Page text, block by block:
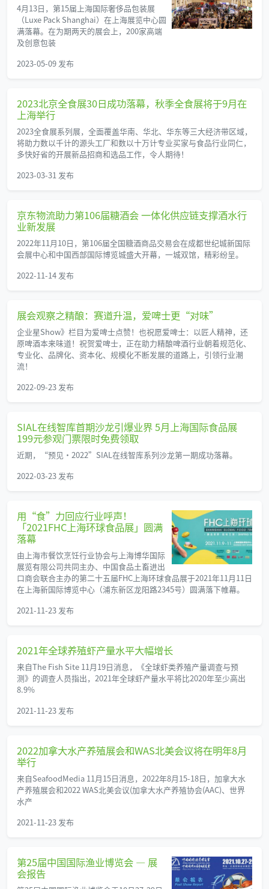
4月13日，第15届上海国际奢侈品包装展
（Luxe Pack Shanghai）在上海展览中心圆
满落幕。在为期两天的展会上，200家高端
及创意包装
2023-05-09 发布
2023北京全食展30日成功落幕，秋季全食展将于9月在
上海举行
2023全食展系列展，全面覆盖华南、华北、华东等三大经济带区域，
将助力数以千计的源头工厂和数以十万计专业买家与食品行业同仁，
多快好省的开展新品招商和选品工作，令人期待！
2023-03-31 发布
京东物流助力第106届糖酒会 一体化供应链支撑酒水行
业新发展
2022年11月10日，第106届全国糖酒商品交易会在成都世纪城新国际
会展中心和中国西部国际博览城盛大开幕，一城双馆，精彩纷呈。
2022-11-14 发布
展会观察之精酿：赛道升温，爱啤士更“对味”
企业星Show》栏目为爱啤士点赞！也祝愿爱啤士：以匠人精神，还
原啤酒本来味道！祝贺爱啤士，正在助力精酿啤酒行业朝着规范化、
专业化、品牌化、资本化、规模化不断发展的道路上，引领行业潮
流！
2022-09-23 发布
SIAL在线智库首期沙龙引爆业界 5月上海国际食品展
199元参观门票限时免费领取
近期，“预见·2022”SIAL在线智库系列沙龙第一期成功落幕。
2022-03-23 发布
用“食”力回应行业呼声！
「2021FHC上海环球食品展」圆满
落幕
由上海市餐饮烹饪行业协会与上海博华国际
展览有限公司共同主办、中国食品土畜进出
口商会联合主办的第二十五届FHC上海环球食品展于2021年11月11日
在上海新国际博览中心（浦东新区龙阳路2345号）圆满落下帷幕。
2021-11-23 发布
2021年全球养殖虾产量水平大幅增长
来自The Fish Site 11月19日消息，《全球虾类养殖产量调查与预
测》的调查人员指出，2021年全球虾产量水平将比2020年至少高出
8.9%
2021-11-23 发布
2022加拿大水产养殖展会和WAS北美会议将在明年8月
举行
来自SeafoodMedia 11月15日消息，2022年8月15-18日，加拿大水
产养殖展会和2022 WAS北美会议(加拿大水产养殖协会(AAC)、世界
水产
2021-11-23 发布
第25届中国国际渔业博览会 — 展
会报告